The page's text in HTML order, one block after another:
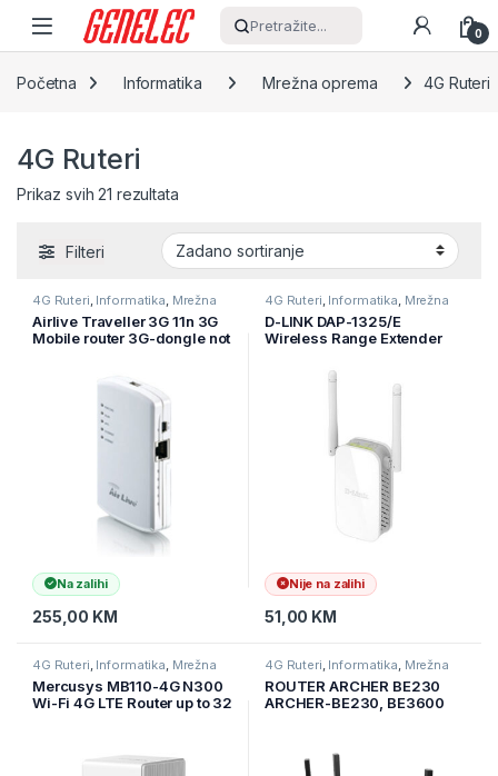
Skip to navigation
Skip to content
Pretražite... 0
Početna Informatika Mrežna oprema 4G Ruteri
4G Ruteri
Prikaz svih 21 rezultata
Filteri
4G Ruteri, Informatika, Mrežna
Airlive Traveller 3G 11n 3G
Mobile router 3G-dongle not
Na zalihi
255,00 KM
4G Ruteri, Informatika, Mrežna
D-LINK DAP-1325/E
Wireless Range Extender
300Mbps (2.4G)
Nije na zalihi
51,00 KM
4G Ruteri, Informatika, Mrežna
Mercusys MB110-4G N300
Wi-Fi 4G LTE Router up to 32
share your network
4G Ruteri, Informatika, Mrežna
ROUTER ARCHER BE230
ARCHER-BE230, BE3600